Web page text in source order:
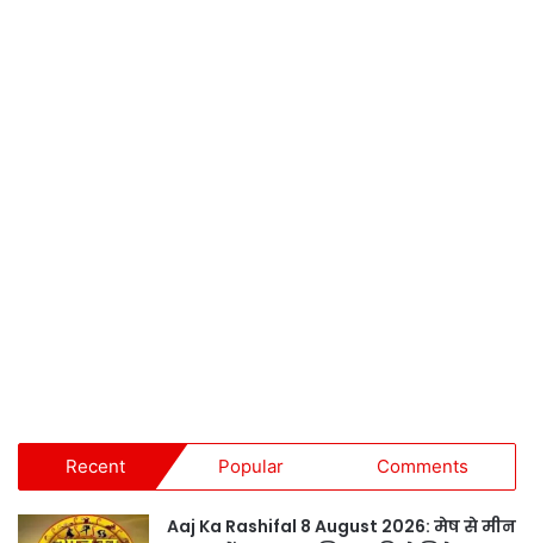
Recent Popular Comments
Aaj Ka Rashifal 8 August 2026: मेष से मीन